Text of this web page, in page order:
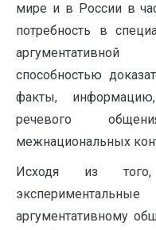
мире и в России в
потребность в
способностью
факты,
речевого
межнациональных
Исходя из
аргументативному